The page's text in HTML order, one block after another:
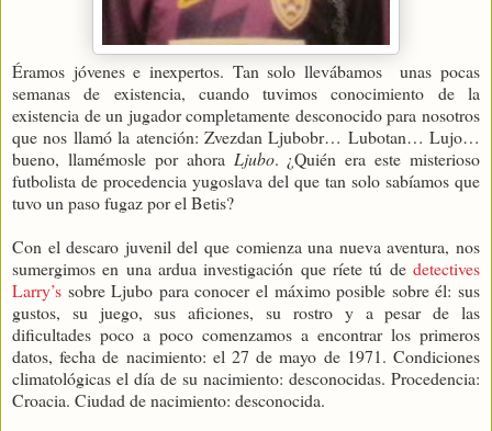
Éramos jóvenes e inexpertos. Tan solo llevábamos unas pocas
semanas de existencia, cuando tuvimos conocimiento de la
existencia de un jugador completamente desconocido para nosotros
que nos llamó la atención: Zvezdan Ljubobr… Lubotan… Lujo…
bueno, llamémosle por ahora Ljubo. ¿Quién era este misterioso
futbolista de procedencia yugoslava del que tan solo sabíamos que
tuvo un paso fugaz por el Betis?
Con el descaro juvenil del que comienza una nueva aventura, nos
sumergimos en una ardua investigación que ríete tú de detectives
Larry’s sobre Ljubo para conocer el máximo posible sobre él: sus
gustos, su juego, sus aficiones, su rostro y a pesar de las
dificultades poco a poco comenzamos a encontrar los primeros
datos, fecha de nacimiento: el 27 de mayo de 1971. Condiciones
climatológicas el día de su nacimiento: desconocidas. Procedencia:
Croacia. Ciudad de nacimiento: desconocida.